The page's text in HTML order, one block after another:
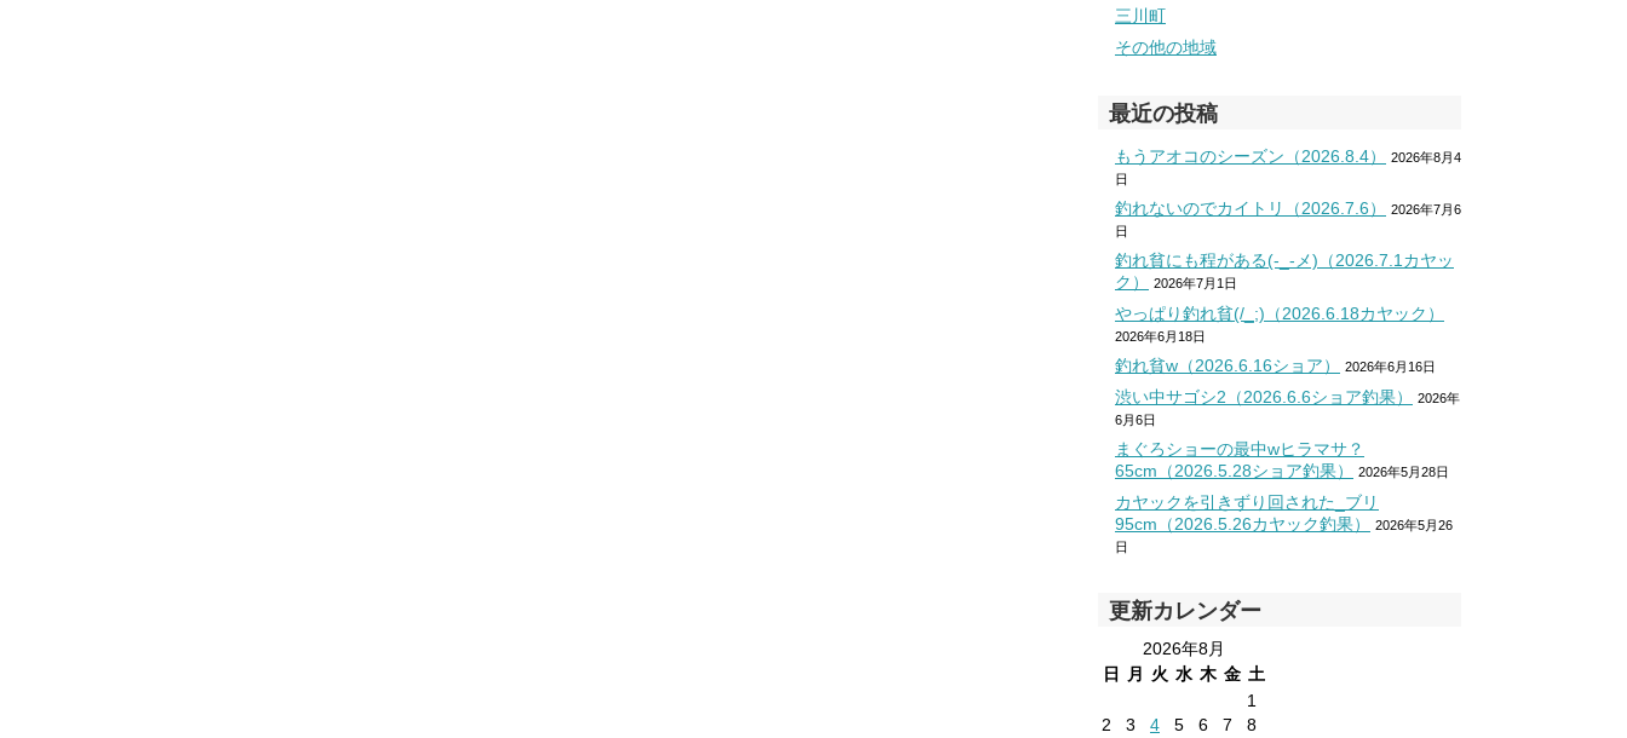
三川町
その他の地域
最近の投稿
もうアオコのシーズン（2026.8.4）
2026年8月4
日
釣れないのでカイトリ（2026.7.6）
2026年7月6
日
釣れ貧にも程がある(-_-メ)（2026.7.1カヤッ
ク）
2026年7月1日
やっぱり釣れ貧(/_;)（2026.6.18カヤック）
2026年6月18日
釣れ貧w（2026.6.16ショア） 2026年6月16日
渋い中サゴシ2（2026.6.6ショア釣果）
2026年
6月6日
まぐろショーの最中wヒラマサ？
65cm（2026.5.28ショア釣果）
2026年5月28日
カヤックを引きずり回された_ブリ
95cm（2026.5.26カヤック釣果）
2026年5月26
日
更新カレンダー
2026年8月
日
月 火 水 木 金 土
1
2
3 4 5 6 7
8